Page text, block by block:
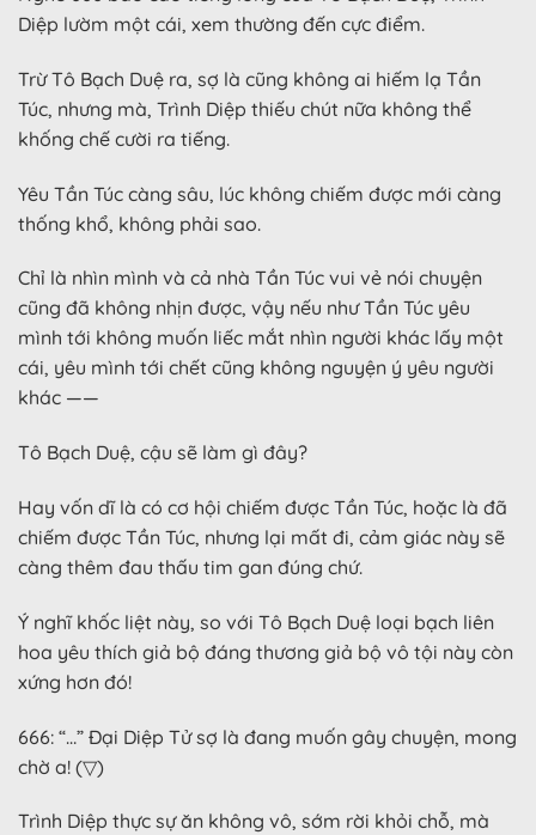
Diệp lườm một cái, xem thường đến cực điểm.
Trừ Tô Bạch Duệ ra, sợ là cũng không ai hiếm lạ Tần
Túc, nhưng mà, Trình Diệp thiếu chút nữa không thể
khống chế cười ra tiếng.
Yêu Tần Túc càng sâu, lúc không chiếm được mới càng
thống khổ, không phải sao.
Chỉ là nhìn mình và cả nhà Tần Túc vui vẻ nói chuyện
cũng đã không nhịn được, vậy nếu như Tần Túc yêu
mình tới không muốn liếc mắt nhìn người khác lấy một
cái, yêu mình tới chết cũng không nguyện ý yêu người
khác ——
Tô Bạch Duệ, cậu sẽ làm gì đây?
Hay vốn dĩ là có cơ hội chiếm được Tần Túc, hoặc là đã
chiếm được Tần Túc, nhưng lại mất đi, cảm giác này sẽ
càng thêm đau thấu tim gan đúng chứ.
Ý nghĩ khốc liệt này, so với Tô Bạch Duệ loại bạch liên
hoa yêu thích giả bộ đáng thương giả bộ vô tội này còn
xứng hơn đó!
666: “…” Đại Diệp Tử sợ là đang muốn gây chuyện, mong
chờ a! (▽)
Trình Diệp thực sự ăn không vô, sớm rời khỏi chỗ, mà